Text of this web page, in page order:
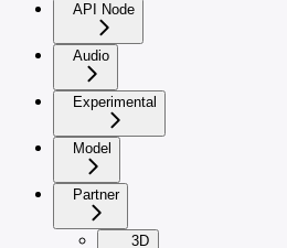
API Node
Audio
Experimental
Model
Partner
3D